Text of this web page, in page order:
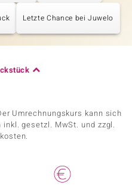
Letzte Chance bei Juwelo
Umrechnungskurs kann sich
gesetzl. MwSt. und zzgl.